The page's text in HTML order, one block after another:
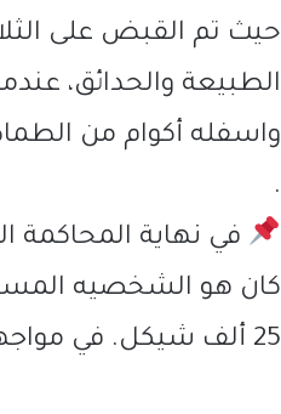
حيث تم القبض على
الطبيعة والحدائق،
واسفله أكوام من
.
في نهاية المحاكمة
25 ألف شيكل. في مواجهة الضرر الكبير الذي ألحق بالغزلان والنظام البيئي.